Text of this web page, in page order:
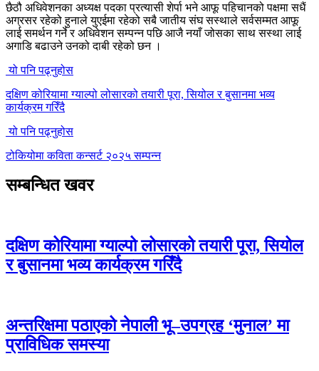
छैठौ अधिवेशनका अध्यक्ष पदका प्रत्यासी शेर्पा भने आफू पहिचानको पक्षमा सधैं
अग्रसर रहेको हुनाले युएईमा रहेको सबै जातीय संघ सस्थाले सर्वसम्मत आफू
लाई समर्थन गर्ने र अधिवेशन सम्पन्न पछि आजै नयाँ जोसका साथ सस्था लाई
अगाडि बढाउने उनको दाबी रहेको छन ।
यो पनि पढ्नुहोस
दक्षिण कोरियामा ग्याल्पो लोसारको तयारी पूरा, सियोल र बुसानमा भव्य
कार्यक्रम गरिँदै
यो पनि पढ्नुहोस
टोकियोमा कविता कन्सर्ट २०२५ सम्पन्न
सम्बन्धित खवर
दक्षिण कोरियामा ग्याल्पो लोसारको तयारी पूरा, सियोल
र बुसानमा भव्य कार्यक्रम गरिँदै
अन्तरिक्षमा पठाएको नेपाली भू–उपग्रह ‘मुनाल’ मा
प्राविधिक समस्या